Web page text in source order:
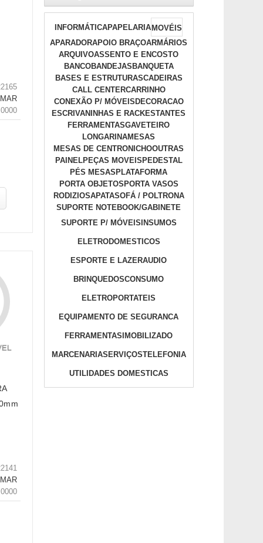
INFORMÁTICAPAPELARIA MOVÉIS
APARADORAPOIO BRAÇOARMÁRIOS
ARQUIVOASSENTO E ENCOSTO
BANCOBANDEJAS BANQUETA
BASES E ESTRUTURASCADEIRAS
CALL CENTERCARRINHO
CONEXÃO P/ MÓVEIS DECORACAO
ESCRIVANINHAS E RACKESTANTES
FERRAMENTASGAVETEIRO
LONGARINAMESAS
MESAS DE CENTRONICHOOUTRAS
PAINELPEÇAS MOVEIS PEDESTAL
PÉS MESAS PLATAFORMA
PORTA OBJETOS PORTA VASOS
RODIZIOSAPATASOFÁ / POLTRONA
SUPORTE NOTEBOOK/GABINETE
SUPORTE P/ MÓVEIS INSUMOS
ELETRODOMESTICOS
ESPORTE E LAZERAUDIO
BRINQUEDOSCONSUMO
ELETROPORTATEIS
EQUIPAMENTO DE SEGURANCA
FERRAMENTAS IMOBILIZADO
MARCENARIASERVIÇOSTELEFONIA
UTILIDADES DOMESTICAS